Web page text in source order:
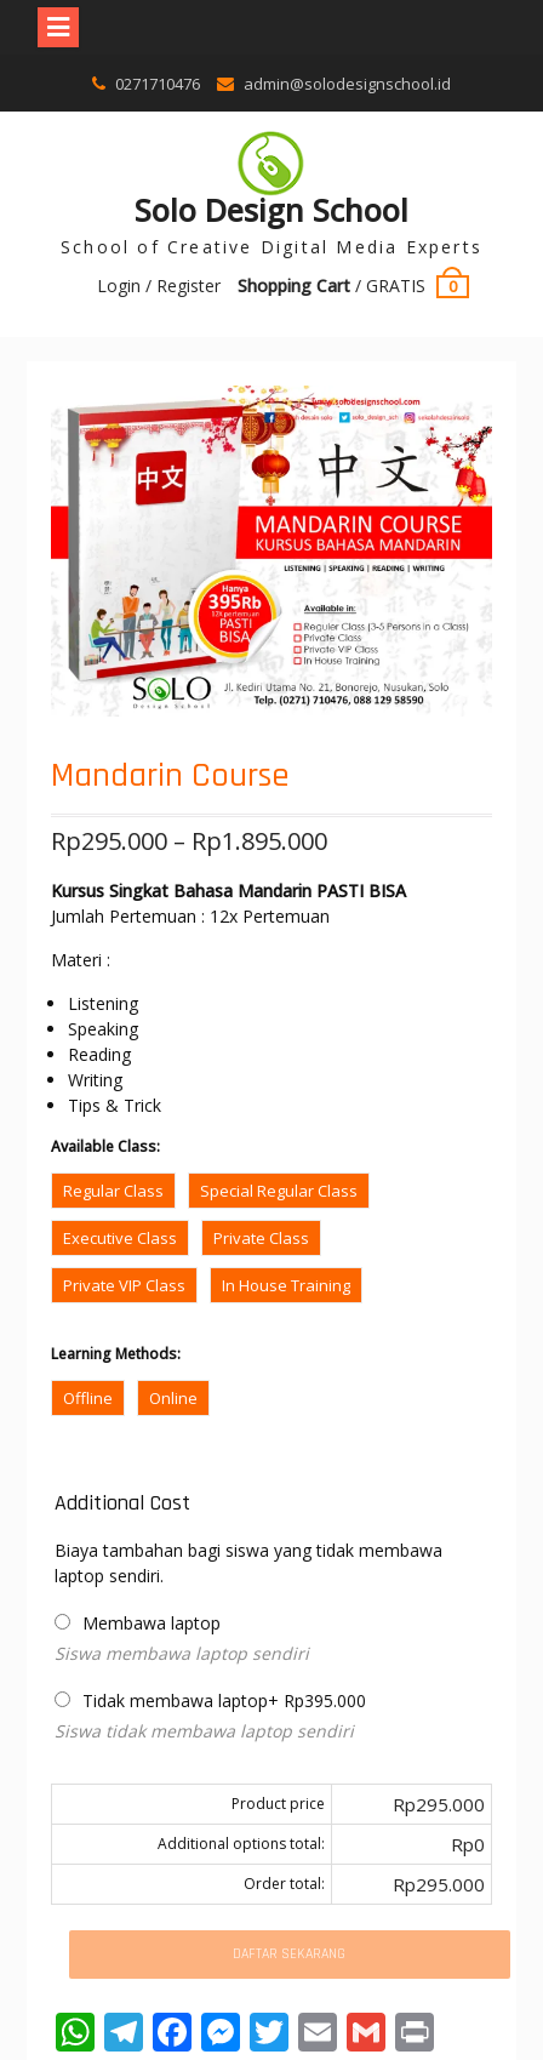
0271710476 admin@solodesignschool.id
Solo Design School
School of Creative Digital Media Experts
Login / Register
Shopping Cart/ GRATIS 0
Mandarin Course
Rp295.000– Rp1.895.000
Kursus Singkat Bahasa Mandarin PASTI BISA
Jumlah Pertemuan : 12x Pertemuan
Materi :
Listening
Speaking
Reading
Writing
Tips & Trick
Available Class:
Regular Class Special Regular Class
Executive Class Private Class
Private VIP Class In House Training
Learning Methods:
Offline Online
Additional Cost
Biaya tambahan bagi siswa yang tidak membawa
laptop sendiri.
Membawa laptop
Siswa membawa laptop sendiri
Tidak membawa laptop+ Rp395.000
Siswa tidak membawa laptop sendiri
Product price Rp295.000
Additional options total: Rp0
Order total: Rp295.000
DAFTAR SEKARANG
W T F M T E G Pr